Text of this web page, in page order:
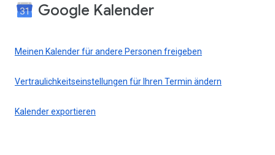
Google Kalender
Meinen Kalender für andere Personen freigeben
Vertraulichkeitseinstellungen für Ihren Termin ändern
Kalender exportieren